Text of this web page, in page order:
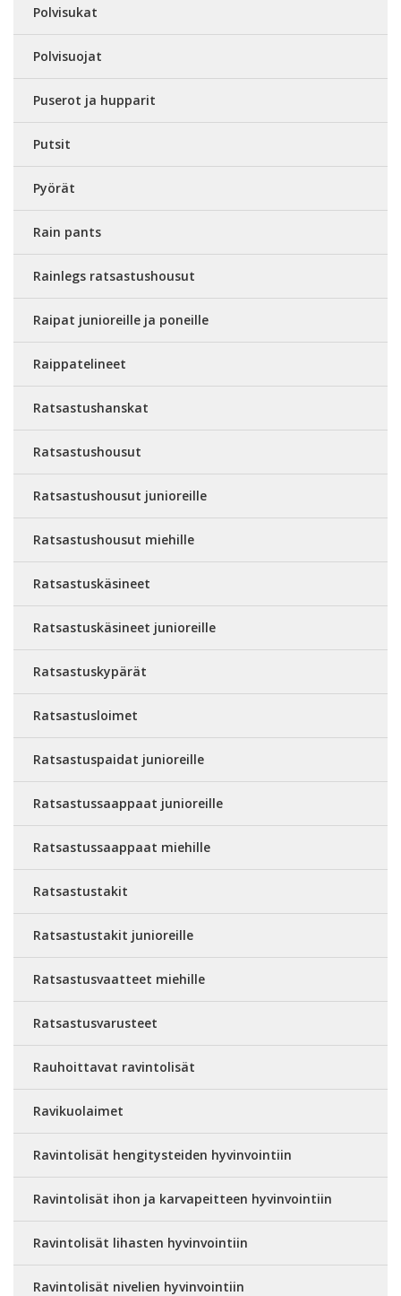
Polvisukat
Polvisuojat
Puserot ja hupparit
Putsit
Pyörät
Rain pants
Rainlegs ratsastushousut
Raipat junioreille ja poneille
Raippatelineet
Ratsastushanskat
Ratsastushousut
Ratsastushousut junioreille
Ratsastushousut miehille
Ratsastuskäsineet
Ratsastuskäsineet junioreille
Ratsastuskypärät
Ratsastusloimet
Ratsastuspaidat junioreille
Ratsastussaappaat junioreille
Ratsastussaappaat miehille
Ratsastustakit
Ratsastustakit junioreille
Ratsastusvaatteet miehille
Ratsastusvarusteet
Rauhoittavat ravintolisät
Ravikuolaimet
Ravintolisät hengitysteiden hyvinvointiin
Ravintolisät ihon ja karvapeitteen hyvinvointiin
Ravintolisät lihasten hyvinvointiin
Ravintolisät nivelien hyvinvointiin